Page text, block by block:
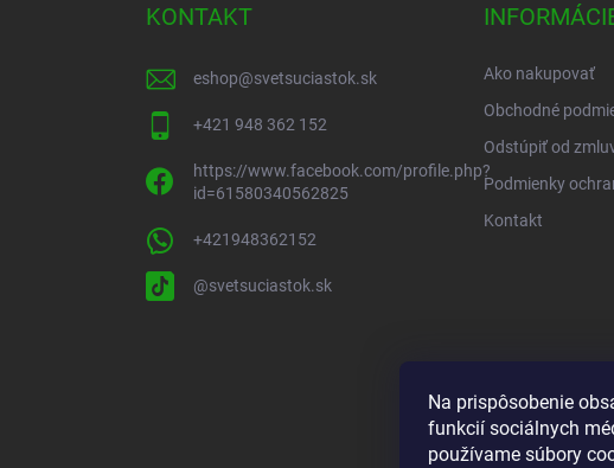
Na prispôsobenie
funkcií sociálnych
používame súbory
KONTAKT
eshop@svetsuciastok.sk
+421 948 362 152
https://www.facebook.com/profile.php?
id=61580340562825
+421948362152
@svetsuciastok.sk
Ako nakupovať
Obchodné
Odstúpiť od
Podmienky
Kontakt